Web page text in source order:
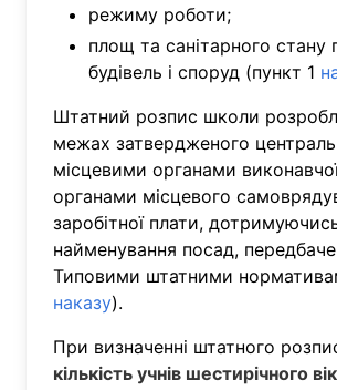
режиму роботи;
площ та санітарного стану
будівель і споруд (пункт 1
Штатний розпис школи
межах затвердженого
місцевими органами
органами місцевого
заробітної плати,
найменування посад,
Типовими штатними
наказу).
При визначенні штатного
кількість учнів шестирічного